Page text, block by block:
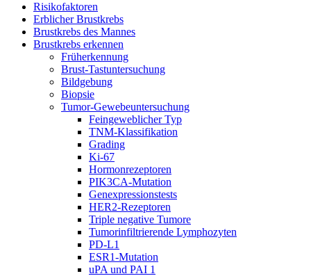
Risikofaktoren
Erblicher Brustkrebs
Brustkrebs des Mannes
Brustkrebs erkennen
Früherkennung
Brust-Tastuntersuchung
Bildgebung
Biopsie
Tumor-Gewebeuntersuchung
Feingeweblicher Typ
TNM-Klassifikation
Grading
Ki-67
Hormonrezeptoren
PIK3CA-Mutation
Genexpressionstests
HER2-Rezeptoren
Triple negative Tumore
Tumorinfiltrierende Lymphozyten
PD-L1
ESR1-Mutation
uPA und PAI 1